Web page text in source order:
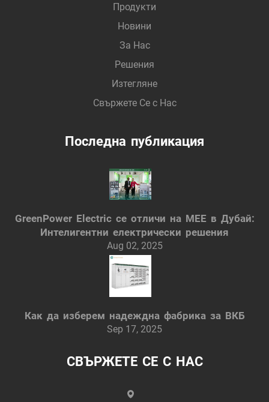
Продукти
Новини
За Нас
Решения
Изтегляне
Свържете Се с Нас
Последна публикация
GreenPower Electric се отличи на MEE в Дубай:
Интелигентни електрически решения
Aug 02, 2025
Как да изберем надеждна фабрика за ВКБ
Sep 17, 2025
СВЪРЖЕТЕ СЕ С НАС